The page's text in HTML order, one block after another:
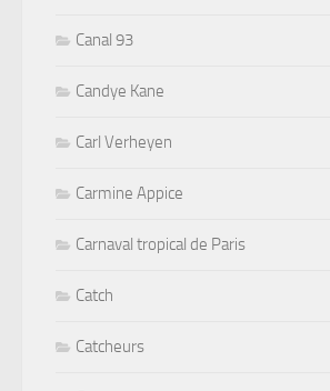
Canal 93
Candye Kane
Carl Verheyen
Carmine Appice
Carnaval tropical de Paris
Catch
Catcheurs